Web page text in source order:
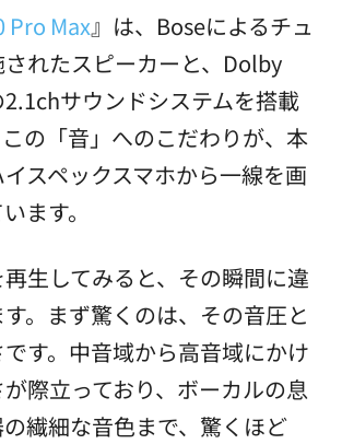
Pro Max』は、Boseによるチュ
れたスピーカーと、Dolby
サウンドシステムを搭載
の「音」へのこだわりが、本
スペックスマホから一線を画
ます。
生してみると、その瞬間に違
。まず驚くのは、その音圧と
す。中音域から高音域にかけ
際立っており、ボーカルの息
繊細な音色まで、驚くほど